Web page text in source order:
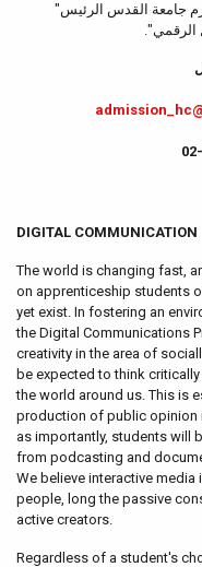
جامعة القدس الرئيس"
الرقمي".
DIGITAL COMMUNICATION
The world is changing fast,
on apprenticeship students
yet exist. In fostering an
the Digital Communications
creativity in the area of
be expected to think
the world around us. This is
production of public opinion
as importantly, students will
from podcasting and
We believe interactive
people, long the passive
active creators.
Regardless of a student's